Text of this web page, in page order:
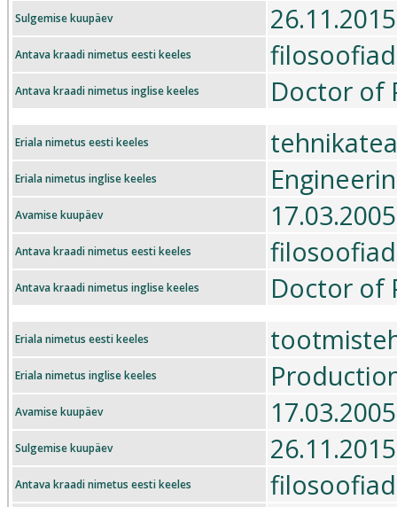
Sulgemise kuupäev 26.11.2015
Antava kraadi nimetus eesti keeles
Antava kraadi nimetus inglise keeles Doctor of
Eriala nimetus eesti keeles
Eriala nimetus inglise keeles
Avamise kuupäev 17.03.2005
Antava kraadi nimetus eesti keeles
Antava kraadi nimetus inglise keeles Doctor of
Eriala nimetus eesti keeles
Eriala nimetus inglise keeles
Avamise kuupäev 17.03.2005
Sulgemise kuupäev 26.11.2015
Antava kraadi nimetus eesti keeles